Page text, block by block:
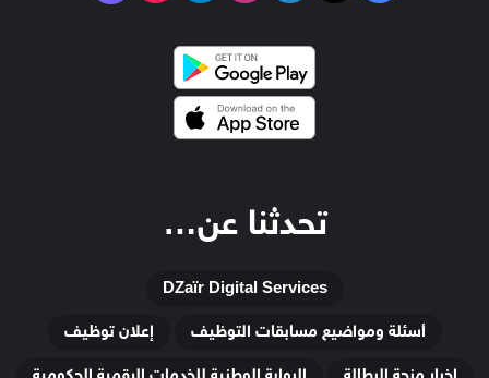
تحدثنا عن…
DZaïr Digital Services
أسئلة ومواضيع مسابقات التوظيف
إعلان توظيف